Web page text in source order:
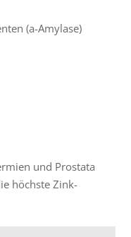
(a-Amylase)
und Prostata
höchste Zink-